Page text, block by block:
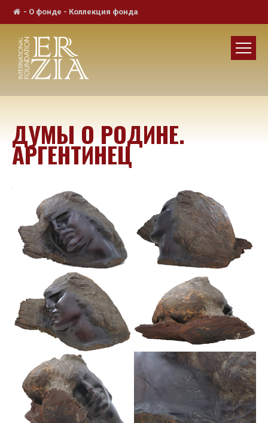
- О фонде - Коллекция фонда
ДУМЫ О РОДИНЕ.
АРГЕНТИНЕЦ